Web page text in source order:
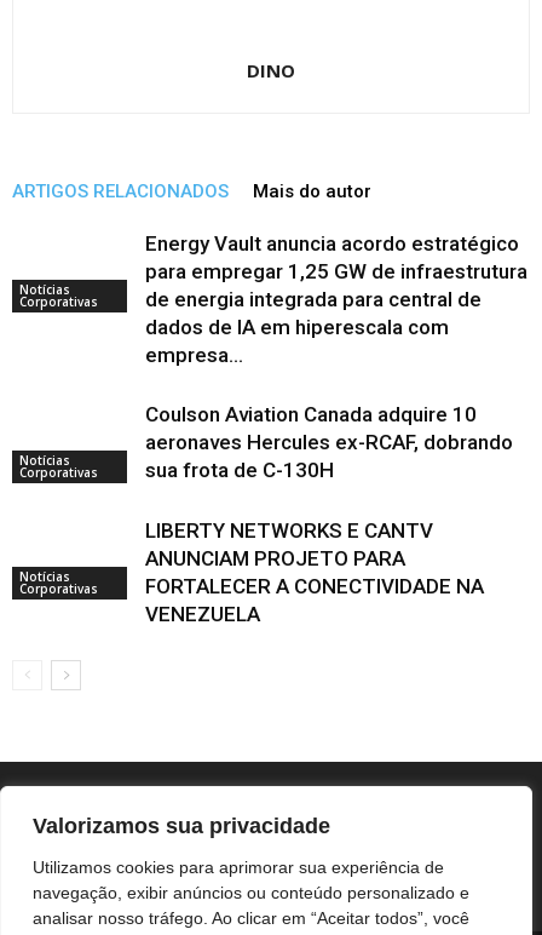
Valorizamos sua privacidade
Utilizamos cookies para aprimorar sua experiência de
navegação, exibir anúncios ou conteúdo personalizado e
analisar nosso tráfego. Ao clicar em “Aceitar todos”, você
DINO
ARTIGOS RELACIONADOS Mais do autor
Notícias
Corporativas
Energy Vault anuncia acordo estratégico
para empregar 1,25 GW de infraestrutura
de energia integrada para central de
dados de IA em hiperescala com
empresa...
Notícias
Corporativas
Coulson Aviation Canada adquire 10
aeronaves Hercules ex-RCAF, dobrando
sua frota de C-130H
Notícias
Corporativas
LIBERTY NETWORKS E CANTV
ANUNCIAM PROJETO PARA
FORTALECER A CONECTIVIDADE NA
VENEZUELA